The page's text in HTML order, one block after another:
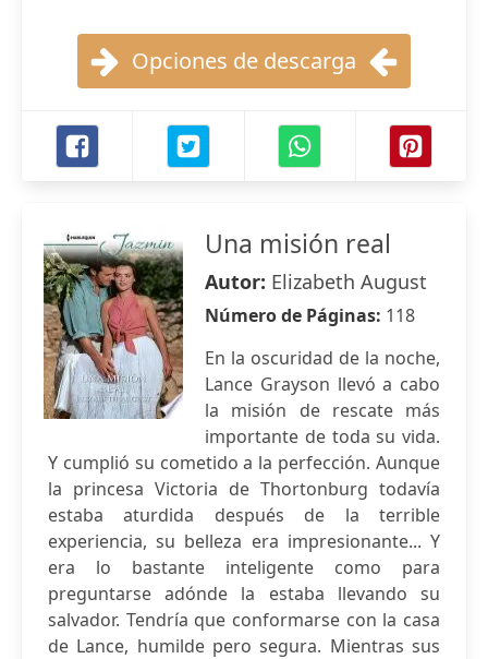
Opciones de descarga
Una misión real
Autor: Elizabeth August
Número de Páginas: 118
En la oscuridad de la noche,
Lance Grayson llevó a cabo
la misión de rescate más
importante de toda su vida.
Y cumplió su cometido a la perfección. Aunque
la princesa Victoria de Thortonburg todavía
estaba aturdida después de la terrible
experiencia, su belleza era impresionante... Y
era lo bastante inteligente como para
preguntarse adónde la estaba llevando su
salvador. Tendría que conformarse con la casa
de Lance, humilde pero segura. Mientras sus